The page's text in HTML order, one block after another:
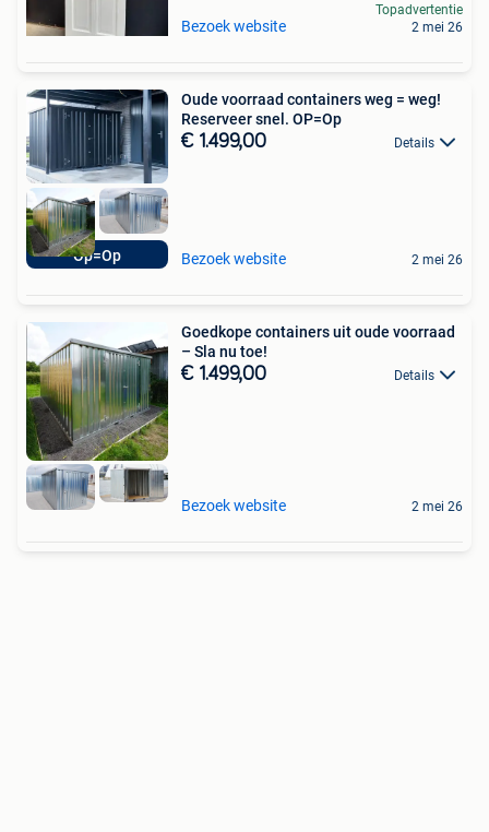
Bezoek website
Topadvertentie
2 mei 26
Op=Op
Oude voorraad containers weg = weg!
Reserveer snel. OP=Op
€ 1.499,00 Details
Bezoek website 2 mei 26
Goedkope containers uit oude voorraad
– Sla nu toe!
€ 1.499,00 Details
Bezoek website 2 mei 26